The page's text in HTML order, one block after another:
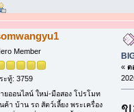
Member
ะทู้: 3759
ยออนไลน์ ใหม่-มือสอง โปรโมท
ค้า บ้าน รถ สัตว์เลี้ยง พระเครื่อง
« ต